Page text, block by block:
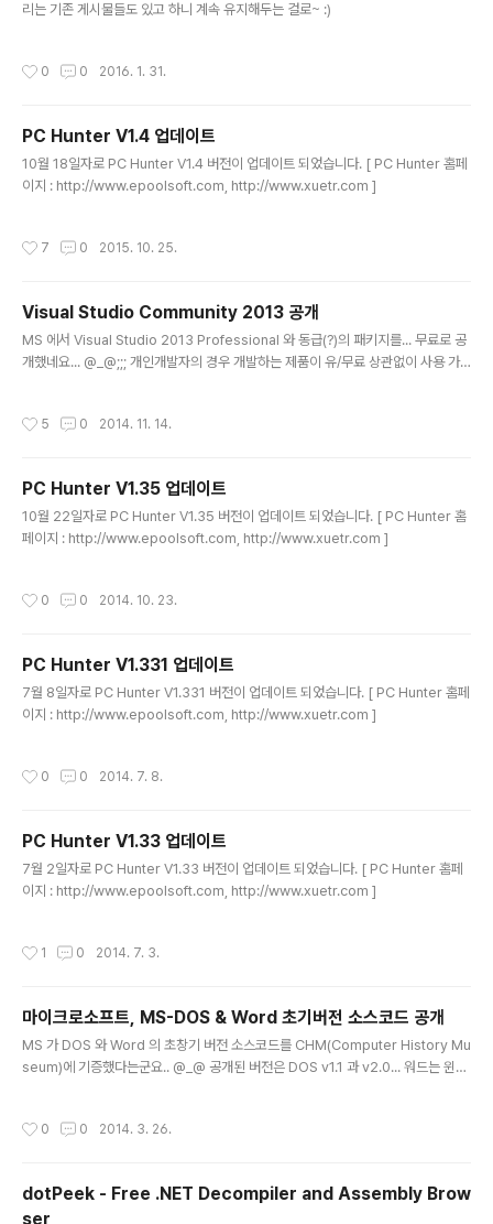
리는 기존 게시물들도 있고 하니 계속 유지해두는 걸로~ :)
0 0 2016. 1. 31.
PC Hunter V1.4 업데이트
10월 18일자로 PC Hunter V1.4 버전이 업데이트 되었습니다. [ PC Hunter 홈페
이지 : http://www.epoolsoft.com, http://www.xuetr.com ]
7 0 2015. 10. 25.
Visual Studio Community 2013 공개
MS 에서 Visual Studio 2013 Professional 와 동급(?)의 패키지를... 무료로 공
개했네요... @_@;;; 개인개발자의 경우 개발하는 제품이 유/무료 상관없이 사용 가
--------------------------------------------------------------------
5 0 2014. 11. 14.
PC Hunter V1.35 업데이트
10월 22일자로 PC Hunter V1.35 버전이 업데이트 되었습니다. [ PC Hunter 홈
페이지 : http://www.epoolsoft.com, http://www.xuetr.com ]
0 0 2014. 10. 23.
PC Hunter V1.331 업데이트
7월 8일자로 PC Hunter V1.331 버전이 업데이트 되었습니다. [ PC Hunter 홈페
이지 : http://www.epoolsoft.com, http://www.xuetr.com ]
0 0 2014. 7. 8.
PC Hunter V1.33 업데이트
7월 2일자로 PC Hunter V1.33 버전이 업데이트 되었습니다. [ PC Hunter 홈페
이지 : http://www.epoolsoft.com, http://www.xuetr.com ]
1 0 2014. 7. 3.
마이크로소프트, MS-DOS & Word 초기버전 소스코드 공개
MS 가 DOS 와 Word 의 초창기 버전 소스코드를 CHM(Computer History Mu
seum)에 기증했다는군요.. @_@ 공개된 버전은 DOS v1.1 과 v2.0... 워드는 윈도
http://www.computerhistory.org/_static/atchm/microsoft-word-for-w
0 0 2014. 3. 26.
dotPeek - Free .NET Decompiler and Assembly Brow
ser